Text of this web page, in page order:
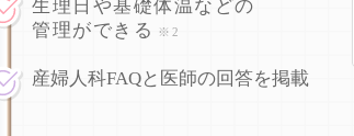
生理日や基礎体温などの
管理ができる
※2
産婦人科FAQと医師の回答を掲載